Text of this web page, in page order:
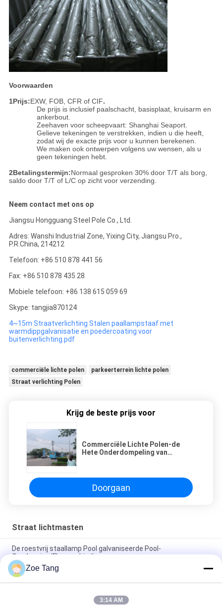
Voorwaarden
1Prijs:EXW, FOB, CFR of CIF.
De prijs is inclusief paalschacht, basisplaat, kruisarm en
ankerbout.
Zeehaven voor scheepvaart: Shanghai Seaport.
Gelieve tekeningen te verstrekken, indien u die heeft,
zodat wij de exacte prijs voor u kunnen berekenen.
We maken ook ontwerpen volgens uw wensen, als u
geen tekeningen hebt.
2Betalingstermijn:Normaal gesproken 30% door T/T als borg,
saldo door T/T of L/C op zicht voor verzending.
Neem contact met ons op
Jiangsu Hongguang Steel Pole Co., Ltd.
Adres: Wanshi Industrial Zone, Yixing City, Jiangsu Pro.,
P.R.China, 214212
Telefoon: +86 510 878 441 56
Fax: +86 510 878 435 28
Mobiele telefoon: +86 138 615 059 69
Skype: tangjia870124
4~15m Straatverlichting Stalen paallampstaaf met
warmdippgalvanisatie en poedercoating voor
buitenverlichting.pdf
commerciële lichte polen
parkeerterrein lichte polen
Straat verlichting Polen
Krijg de beste prijs voor
Commerciële Lichte Polen-de
Hete Onderdompeling van
Doorgaan
Straat lichtmasten
De roestvrij staallamp Pool galvaniseerde Pool-
Overlapping/Flensverbinding
Kies/de Dubbele van de Wapen Kegelstraatlantaarn Openlucht
Lichte Pool Inrichtingen van Polen uit
Zoe Tang
3:14 AM